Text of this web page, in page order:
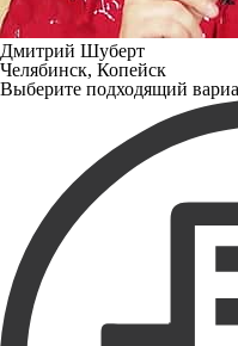
Дмитрий Шуберт
Челябинск, Копейск
Выберите подходящий